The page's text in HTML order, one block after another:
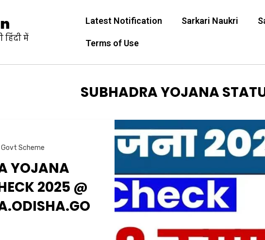
हिंदी में
Latest Notification Sarkari Naukri
Terms of Use
TAG
:
SUBHADRA YOJANA
Govt Scheme
YOJANA
2025 @